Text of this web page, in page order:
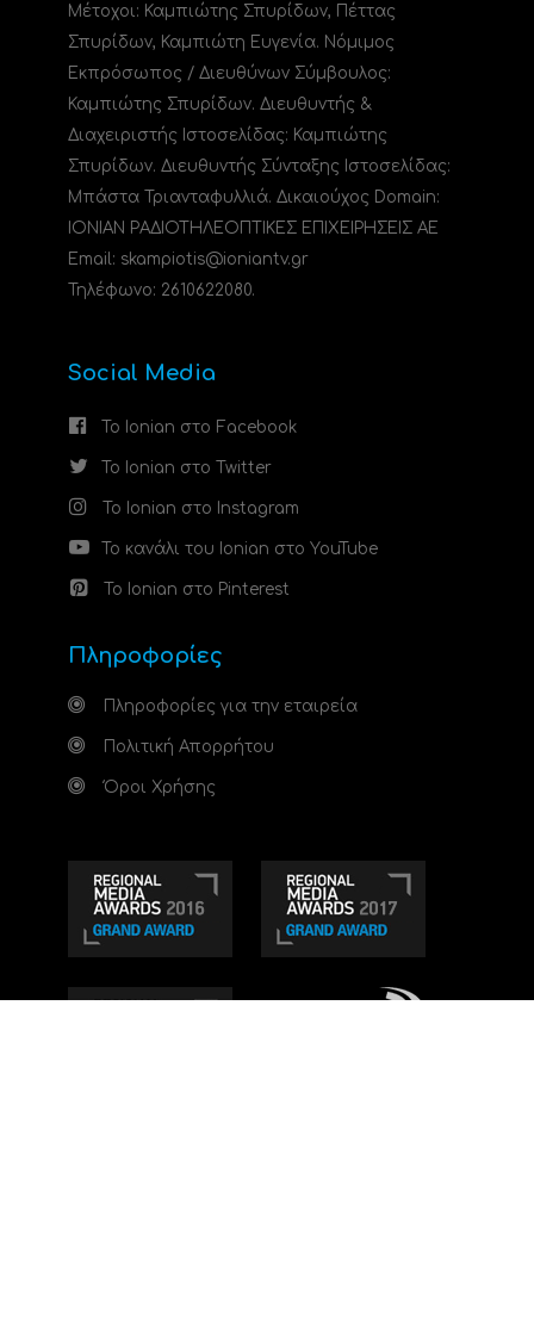
Μέτοχοι: Καμπιώτης Σπυρίδων, Πέττας
Σπυρίδων, Καμπιώτη Ευγενία. Νόμιμος
Εκπρόσωπος / Διευθύνων Σύμβουλος:
Καμπιώτης Σπυρίδων. Διευθυντής &
Διαχειριστής Ιστοσελίδας: Καμπιώτης
Σπυρίδων. Διευθυντής Σύνταξης Ιστοσελίδας:
Μπάστα Τριανταφυλλιά. Δικαιούχος Domain:
ΙΟΝΙΑΝ ΡΑΔΙΟΤΗΛΕΟΠΤΙΚΕΣ ΕΠΙΧΕΙΡΗΣΕΙΣ ΑΕ
Email: skampiotis@ioniantv.gr
Τηλέφωνο: 2610622080.
Social Media
Το Ionian στο Facebook
Το Ionian στο Twitter
Το Ionian στο Instagram
Το κανάλι του Ionian στο YouTube
Το Ionian στο Pinterest
Πληροφορίες
Πληροφορίες για την εταιρεία
Πολιτική Απορρήτου
Όροι Χρήσης